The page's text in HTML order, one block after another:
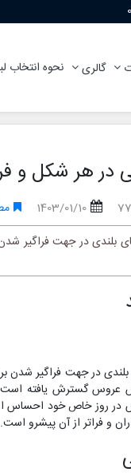
گالری نحوه
در هر شکل و
1403/01/10
بلندی در جهت فراگیر
در جهت فراگیر شدن
عروس گسترش یافته
روز خاص خود احساس
و فراتر از آن پیشرو است.